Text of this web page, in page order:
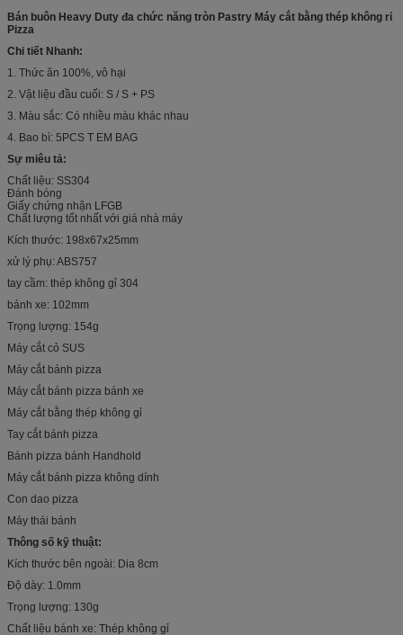
Bán buôn Heavy Duty đa chức năng tròn Pastry Máy cắt bằng thép không rỉ
Pizza
Chi tiết Nhanh:
1. Thức ăn 100%, vô hại
2. Vật liệu đầu cuối: S / S + PS
3. Màu sắc: Có nhiều màu khác nhau
4. Bao bì: 5PCS T EM BAG
Sự miêu tả:
Chất liệu: SS304
Đánh bóng
Giấy chứng nhận LFGB
Chất lượng tốt nhất với giá nhà máy
Kích thước: 198x67x25mm
xử lý phụ: ABS757
tay cầm: thép không gỉ 304
bánh xe: 102mm
Trọng lượng: 154g
Máy cắt cỏ SUS
Máy cắt bánh pizza
Máy cắt bánh pizza bánh xe
Máy cắt bằng thép không gỉ
Tay cắt bánh pizza
Bánh pizza bánh Handhold
Máy cắt bánh pizza không dính
Con dao pizza
Máy thái bánh
Thông số kỹ thuật:
Kích thước bên ngoài: Dia 8cm
Độ dày: 1.0mm
Trọng lượng: 130g
Chất liệu bánh xe: Thép không gỉ